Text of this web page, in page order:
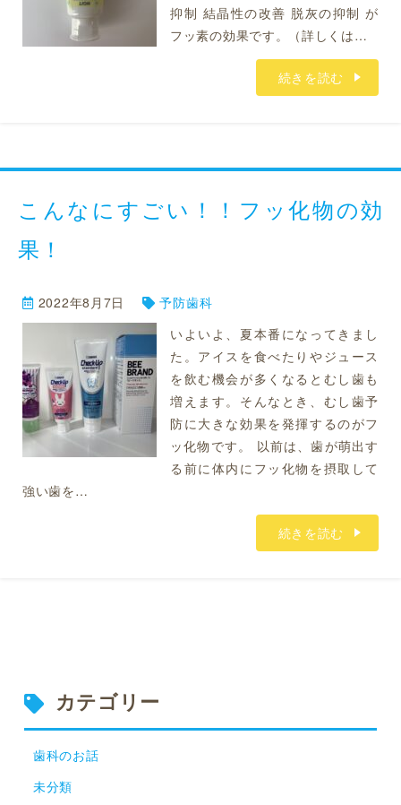
抑制 結晶性の改善 脱灰の抑制 が
フッ素の効果です。（詳しくは…
続きを読む
こんなにすごい！！フッ化物の効
果！
2022年8月7日
予防歯科
いよいよ、夏本番になってきまし
た。アイスを食べたりやジュース
を飲む機会が多くなるとむし歯も
増えます。そんなとき、むし歯予
防に大きな効果を発揮するのがフ
ッ化物です。 以前は、歯が萌出す
る前に体内にフッ化物を摂取して
強い歯を…
続きを読む
カテゴリー
歯科のお話
未分類